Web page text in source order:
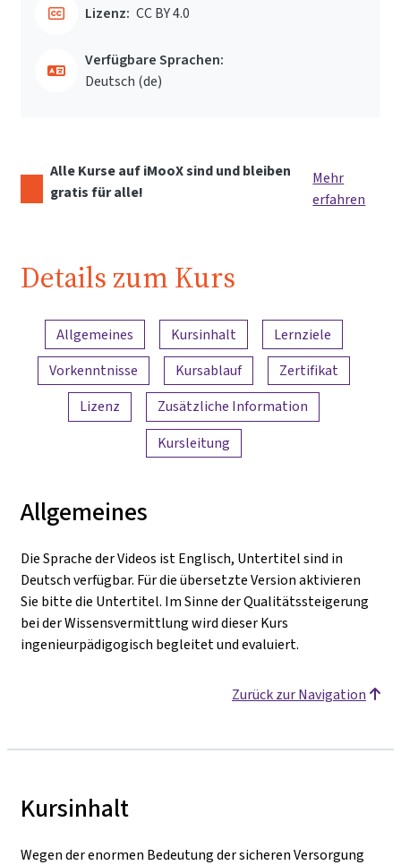
Lizenz: CC BY 4.0
Verfügbare Sprachen:
Deutsch ‎(de)‎
Alle Kurse auf iMooX sind und bleiben
gratis für alle!
Mehr
erfahren
Details zum Kurs
Inhaltsübersicht
Allgemeines Kursinhalt
Lernziele
Vorkenntnisse
Kursablauf
Zertifikat
Lizenz
Zusätzliche Information
Kursleitung
Allgemeines
Die Sprache der Videos ist Englisch, Untertitel sind in
Deutsch verfügbar. Für die übersetzte Version aktivieren
Sie bitte die Untertitel. Im Sinne der Qualitätssteigerung
bei der Wissensvermittlung wird dieser Kurs
ingenieurpädigogisch begleitet und evaluiert.
Zurück zur Navigation
Kursinhalt
Wegen der enormen Bedeutung der sicheren Versorgung